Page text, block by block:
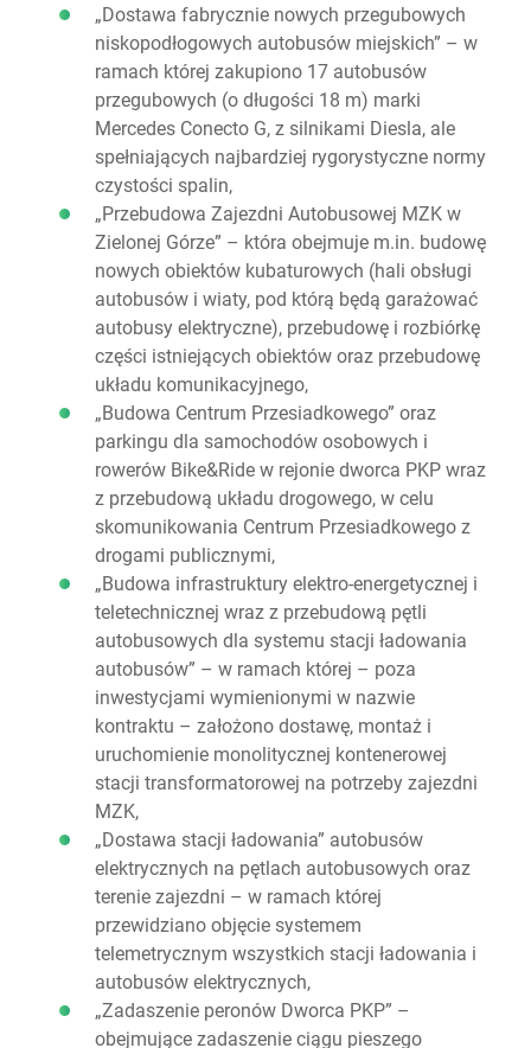
„Dostawa fabrycznie nowych przegubowych
niskopodłogowych autobusów miejskich” – w
ramach której zakupiono 17 autobusów
przegubowych (o długości 18 m) marki
Mercedes Conecto G, z silnikami Diesla, ale
spełniających najbardziej rygorystyczne normy
czystości spalin,
„Przebudowa Zajezdni Autobusowej MZK w
Zielonej Górze” – która obejmuje m.in. budowę
nowych obiektów kubaturowych (hali obsługi
autobusów i wiaty, pod którą będą garażować
autobusy elektryczne), przebudowę i rozbiórkę
części istniejących obiektów oraz przebudowę
układu komunikacyjnego,
„Budowa Centrum Przesiadkowego” oraz
parkingu dla samochodów osobowych i
rowerów Bike&Ride w rejonie dworca PKP wraz
z przebudową układu drogowego, w celu
skomunikowania Centrum Przesiadkowego z
drogami publicznymi,
„Budowa infrastruktury elektro-energetycznej i
teletechnicznej wraz z przebudową pętli
autobusowych dla systemu stacji ładowania
autobusów” – w ramach której – poza
inwestycjami wymienionymi w nazwie
kontraktu – założono dostawę, montaż i
uruchomienie monolitycznej kontenerowej
stacji transformatorowej na potrzeby zajezdni
MZK,
„Dostawa stacji ładowania” autobusów
elektrycznych na pętlach autobusowych oraz
terenie zajezdni – w ramach której
przewidziano objęcie systemem
telemetrycznym wszystkich stacji ładowania i
autobusów elektrycznych,
„Zadaszenie peronów Dworca PKP” –
obejmujące zadaszenie ciągu pieszego